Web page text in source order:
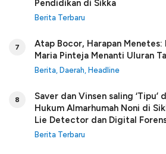
Pendidikan di Sikka
Berita Terbaru
7
Atap Bocor, Harapan Menetes:
Maria Pinteja Menanti Uluran
Berita, Daerah, Headline
8
Saver dan Vinsen saling ‘Tipu’
Hukum Almarhumah Noni di
Lie Detector dan Digital
Berita Terbaru